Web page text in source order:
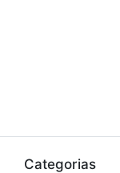
Categorias